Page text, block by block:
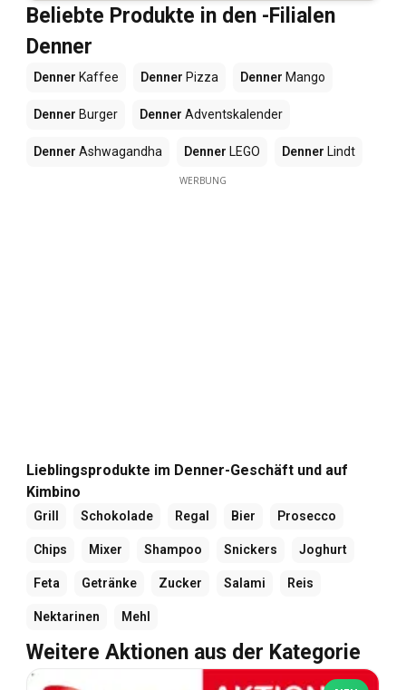
Beliebte Produkte in den -Filialen
Denner
Denner Kaffee Denner Pizza Denner Mango
Denner Burger Denner Adventskalender
Denner Ashwagandha Denner LEGO Denner Lindt
WERBUNG
Lieblingsprodukte im Denner-Geschäft und auf
Kimbino
Grill Schokolade Regal Bier Prosecco
Chips Mixer Shampoo Snickers Joghurt
Feta Getränke Zucker Salami Reis
Nektarinen Mehl
Weitere Aktionen aus der Kategorie